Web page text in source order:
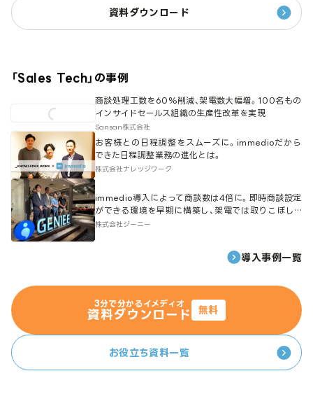
資料ダウンロード
「Sales Tech」の事例
商談処理工数を60%削減、架電数大幅増。100名もの
インサイドセールス組織の生産性改革を実現
Sansan株式会社
お客様との日程調整をスムーズに。immedioだから
できた日程調整業務の進化とは。
株式会社ナレッジワーク
immedio導入によって商談数は4倍に。即時商談設定
ができる環境を早期に構築し、架電では取りこぼして
いた層も商談化に成功。
株式会社ジーニー
導入事例一覧
3分で分かるイメディオ
資料ダウンロード 無料
お役立ち資料一覧